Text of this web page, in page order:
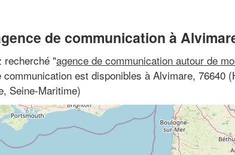
de communication à
recherché "agence de communication autour de
communication est disponibles à Alvimare, 76640
Seine-Maritime)